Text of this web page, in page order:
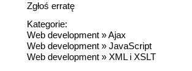
Zgłoś erratę
Kategorie:
Web development »Ajax
Web development » JavaScript
Web development » XML i XSLT